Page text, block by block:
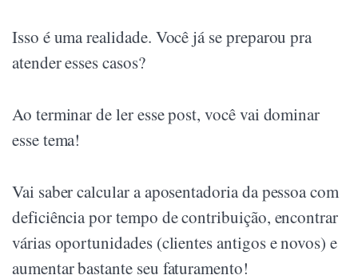
Isso é uma realidade. Você já se preparou pra
atender esses casos?
Ao terminar de ler esse post, você vai dominar
esse tema!
Vai saber calcular a aposentadoria da pessoa com
deficiência por tempo de contribuição, encontrar
várias oportunidades (clientes antigos e novos) e
aumentar bastante seu faturamento!